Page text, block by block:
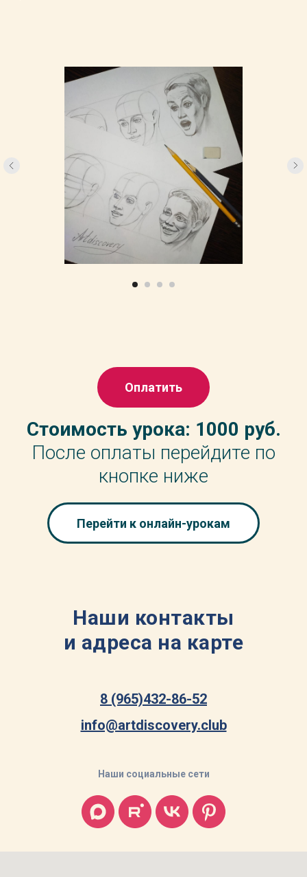
Оплатить
Стоимость урока: 1000 руб.
После оплаты перейдите по
кнопке ниже
Перейти к онлайн-урокам
Наши контакты
и адреса на карте
8 (965)432-86-52
info@artdiscovery.club
Наши социальные сети